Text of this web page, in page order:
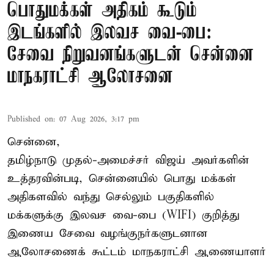
பொதுமக்கள் அதிகம் கூடும்
இடங்களில் இலவச வை-பை:
சேவை நிறுவனங்களுடன் சென்னை
மாநகராட்சி ஆலோசனை
Published on: 07 Aug 2026, 3:17 pm
சென்னை,
தமிழ்நாடு முதல்-அமைச்சர் விஜய் அவர்களின்
உத்தரவின்படி, சென்னையில் பொது மக்கள்
அதிகளவில் வந்து செல்லும் பகுதிகளில்
மக்களுக்கு இலவச வை-பை (WIFI) குறித்து
இணைய சேவை வழங்குநர்களுடனான
ஆலோசணைக் கூட்டம் மாநகராட்சி ஆணையாளர்